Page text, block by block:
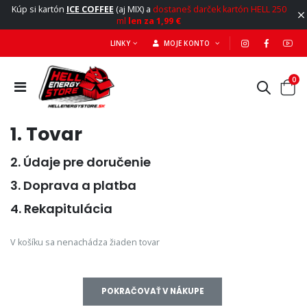
Kúp si kartón ICE COFFEE (aj MIX) a dostaneš darček kartón HELL 250
ml len za 1,99 €
LINKY MOJE KONTO
0
1. Tovar
2. Údaje pre doručenie
3. Doprava a platba
4. Rekapitulácia
V košíku sa nenachádza žiaden tovar